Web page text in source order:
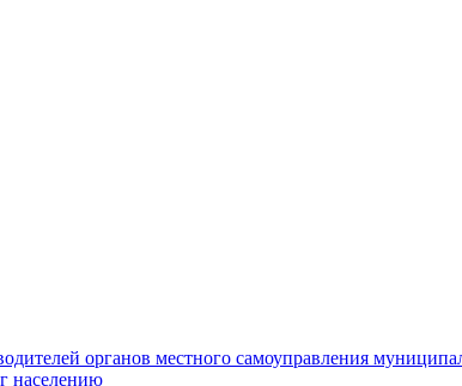
органов местного самоуправления
населению